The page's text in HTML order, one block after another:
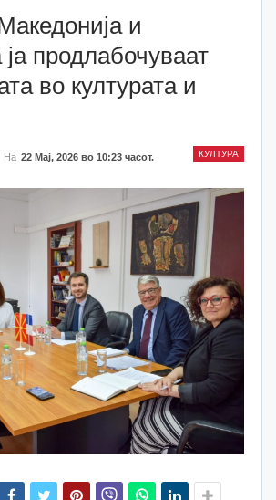
и
продлабочуваат
во културата и
КУЛТУРА
На 22 Мај, 2026 во 10:23 часот.